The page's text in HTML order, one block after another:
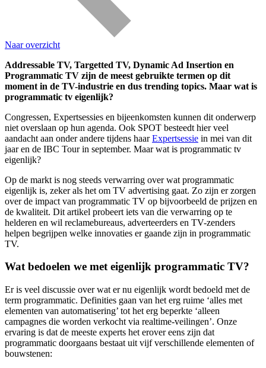
Naar overzicht
Addressable TV, Targetted TV, Dynamic Ad Insertion en
Programmatic TV zijn de meest gebruikte termen op dit
moment in de TV-industrie en dus trending topics. Maar wat is
programmatic tv eigenlijk?
Congressen, Expertsessies en bijeenkomsten kunnen dit onderwerp
niet overslaan op hun agenda. Ook SPOT besteedt hier veel
aandacht aan onder andere tijdens haarExpertsessie in mei van dit
jaar en de IBC Tour in september. Maar wat is programmatic tv
eigenlijk?
Op de markt is nog steeds verwarring over wat programmatic
eigenlijk is, zeker als het om TV advertising gaat. Zo zijn er zorgen
over de impact van programmatic TV op bijvoorbeeld de prijzen en
de kwaliteit. Dit artikel probeert iets van die verwarring op te
helderen en wil reclamebureaus, adverteerders en TV-zenders
helpen begrijpen welke innovaties er gaande zijn in programmatic
TV.
Wat bedoelen we met eigenlijk programmatic TV?
Er is veel discussie over wat er nu eigenlijk wordt bedoeld met de
term programmatic. Definities gaan van het erg ruime ‘alles met
elementen van automatisering’ tot het erg beperkte ‘alleen
campagnes die worden verkocht via realtime-veilingen’. Onze
ervaring is dat de meeste experts het erover eens zijn dat
programmatic doorgaans bestaat uit vijf verschillende elementen of
bouwstenen: